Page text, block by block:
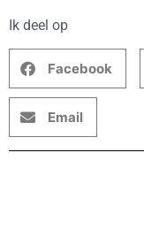
Ik deel op
Facebook
Email